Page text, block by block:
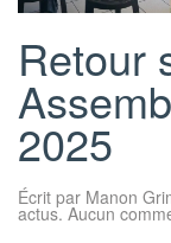
Retour
2025
Écrit par Manon
actus. Aucun